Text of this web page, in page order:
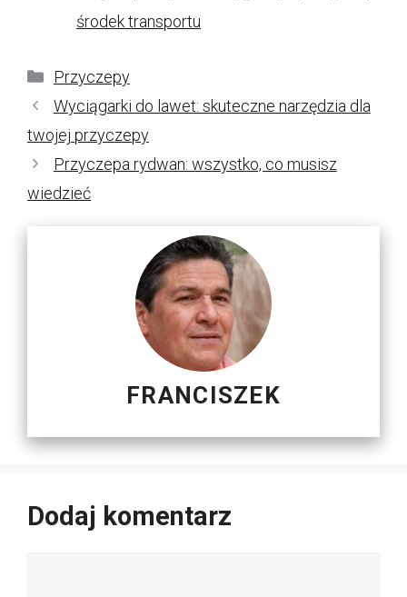
środek transportu
Kategorie
Przyczepy
Wyciągarki do lawet: skuteczne narzędzia dla
twojej przyczepy
Przyczepa rydwan: wszystko, co musisz
wiedzieć
FRANCISZEK
Dodaj komentarz